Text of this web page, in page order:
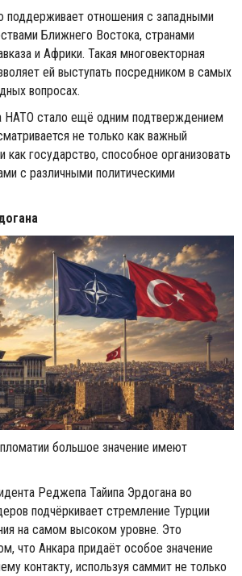
поддерживает отношения с западными
Ближнего Востока, странами
и Африки. Такая многовекторная
ей выступать посредником в самых
вопросах.
НАТО стало ещё одним подтверждением
не только как важный
как государство, способное организовать
с различными политическими
большое значение имеют
Реджепа Тайипа Эрдогана во
подчёркивает стремление Турции
на самом высоком уровне. Это
что Анкара придаёт особое значение
контакту, используя саммит не только